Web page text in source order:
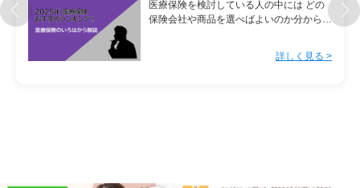
医療保険を検討している人の中には どの
保険会社や商品を選べばよいのか分からな
詳しく見る >